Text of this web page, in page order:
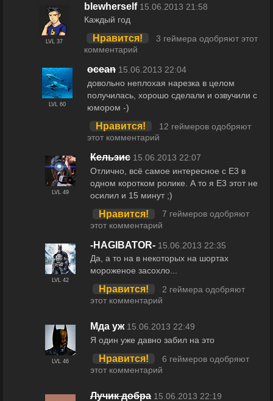
LVL 37
blewherself 15.06.2013 21:58
Каждый год
Нравится!
3 геймера одобряют этот
комментарий
LVL 60
ocean 15.06.2013 22:04
довольно неплохая нарезка в целом
получилась, хорошо сделали и озвучили с
юмором -)
Нравится!
12 геймеров одобряют
этот комментарий
LVL 49
Кельзис 15.06.2013 22:07
Отлично, всё самое интересное с Е3 в
одном коротком ролике. А то я Е3 этот не
осилил и 15 минут ;)
Нравится!
7 геймеров одобряют
этот комментарий
LVL 42
-HAGIBATOR- 15.06.2013 22:35
Да, а то на в некоторых на шортах
мороженое засохло...
Нравится!
2 геймера одобряют
этот комментарий
LVL 46
Мда уж 15.06.2013 22:49
Я один уже давно забил на это
Нравится!
6 геймеров одобряют
этот комментарий
Лучик добра 15.06.2013 22:19